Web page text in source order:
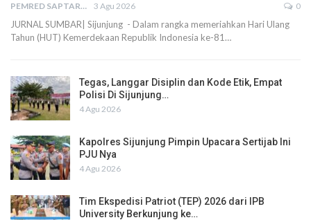
PEMRED SAPTARIUS 3 Agu 2026 0
JURNAL SUMBAR| Sijunjung - Dalam rangka memeriahkan Hari Ulang
Tahun (HUT) Kemerdekaan Republik Indonesia ke-81…
Tegas, Langgar Disiplin dan Kode Etik, Empat
Polisi Di Sijunjung…
4 Agu 2026
Kapolres Sijunjung Pimpin Upacara Sertijab Ini
PJU Nya
4 Agu 2026
Tim Ekspedisi Patriot (TEP) 2026 dari IPB
University Berkunjung ke…